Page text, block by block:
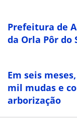
Prefeitura de
da Orla Pôr do
Em seis
mil mudas e
arborização